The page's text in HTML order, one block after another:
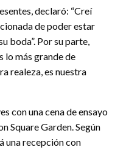
declaró: “Creí
de poder estar
boda”. Por su parte,
lo más grande de
realeza, es nuestra
con una cena de ensayo
Square Garden. Según
una recepción con